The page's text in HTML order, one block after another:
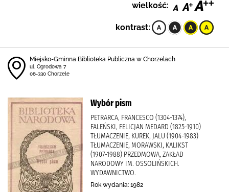
wielkość:
kontrast:
Miejsko-Gminna Biblioteka Publiczna w Chorzelach
ul. Ogrodowa 7
06-330 Chorzele
Wybór pism
PETRARCA, FRANCESCO (1304-1374),
FALEŃSKI, FELICJAN MEDARD (1825-1910)
TŁUMACZENIE, KUREK, JALU (1904-1983)
TŁUMACZENIE, MORAWSKI, KALIKST
(1907-1988) PRZEDMOWA, ZAKŁAD
NARODOWY IM. OSSOLIŃSKICH.
WYDAWNICTWO.
Rok wydania: 1982